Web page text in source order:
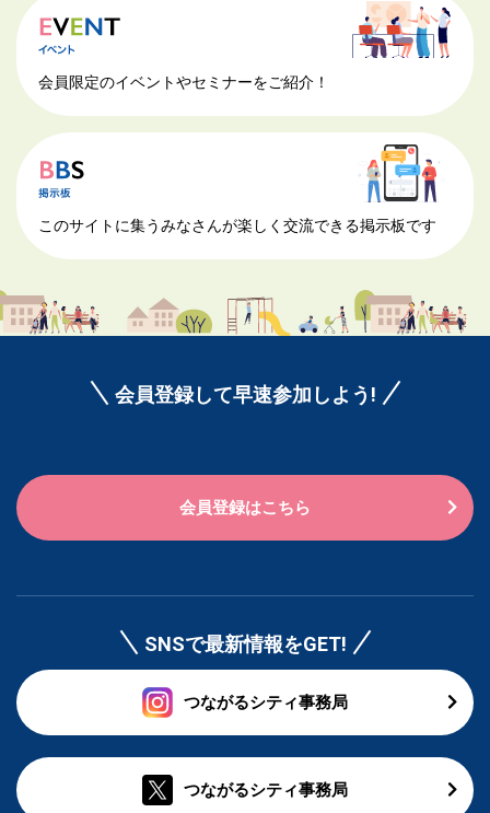
会員限定のイベントやセミナーをご紹介！
このサイトに集うみなさんが楽しく交流できる掲示板です
会員登録して早速参加しよう!
会員登録はこちら
SNSで最新情報をGET!
つながるシティ事務局
つながるシティ事務局